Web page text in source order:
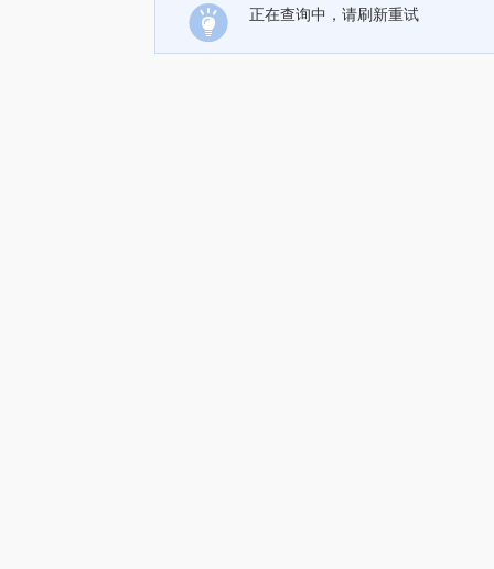
正在查询中，请刷新重试